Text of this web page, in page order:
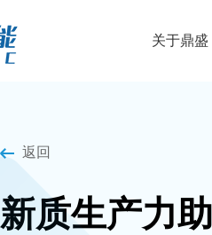
关于鼎盛
返回
新质生产力